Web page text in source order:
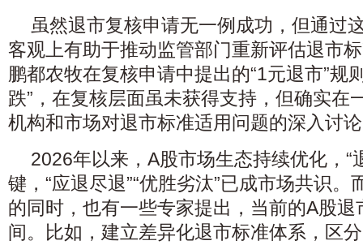
虽然退市复核申请无一例成功，但通过
客观上有助于推动监管部门重新评估退市
鹏都农牧在复核申请中提出的“1元退市”规
跌”，在复核层面虽未获得支持，但确实在
机构和市场对退市标准适用问题的深入讨
2026年以来，A股市场生态持续优化，“
键，“应退尽退”“优胜劣汰”已成市场共识
的同时，也有一些专家提出，当前的A股
间。比如，建立差异化退市标准体系，区